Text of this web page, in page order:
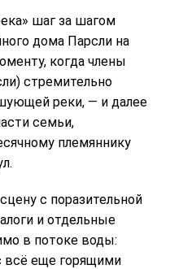
шаг за шагом
дома Парсли на
когда члены
стремительно
реки, — и далее
семьи,
племяннику
с поразительной
и отдельные
в потоке воды:
всё еще горящими